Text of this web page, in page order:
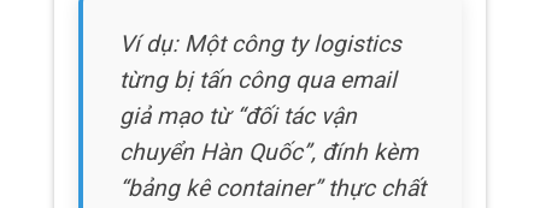
Ví dụ: Một công ty logistics
từng bị tấn công qua email
giả mạo từ “đối tác vận
chuyển Hàn Quốc”, đính kèm
“bảng kê container” thực chất